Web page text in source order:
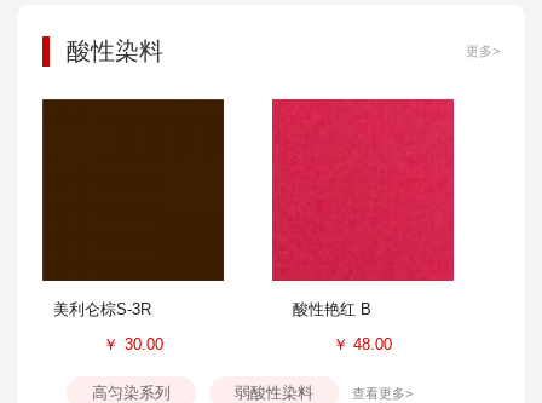
酸性染料 更多>
美利仑棕S-3R
￥ 30.00
酸性艳红 B
￥ 48.00
高匀染系列 弱酸性染料 查看更多>